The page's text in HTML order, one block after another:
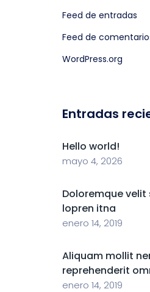
Feed de entradas
Feed de
WordPress.org
Entradas
Hello world!
mayo 4, 2026
Doloremque
lopren itna
enero 14, 2019
Aliquam mollit
reprehenderit
enero 14, 2019